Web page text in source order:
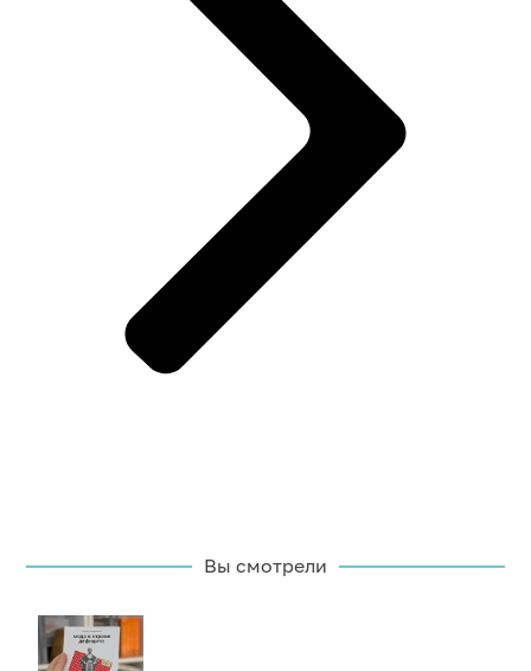
Вы смотрели